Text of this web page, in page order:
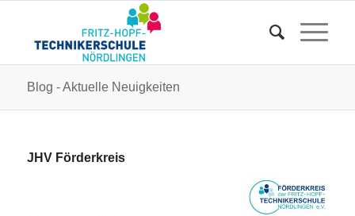
Blog - Aktuelle Neuigkeiten
JHV Förderkreis